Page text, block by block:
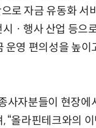
로 자금 유동화
ㆍ행사 산업 등
운영 편의성을 높
사자분들이 현장
“올라핀테크와의